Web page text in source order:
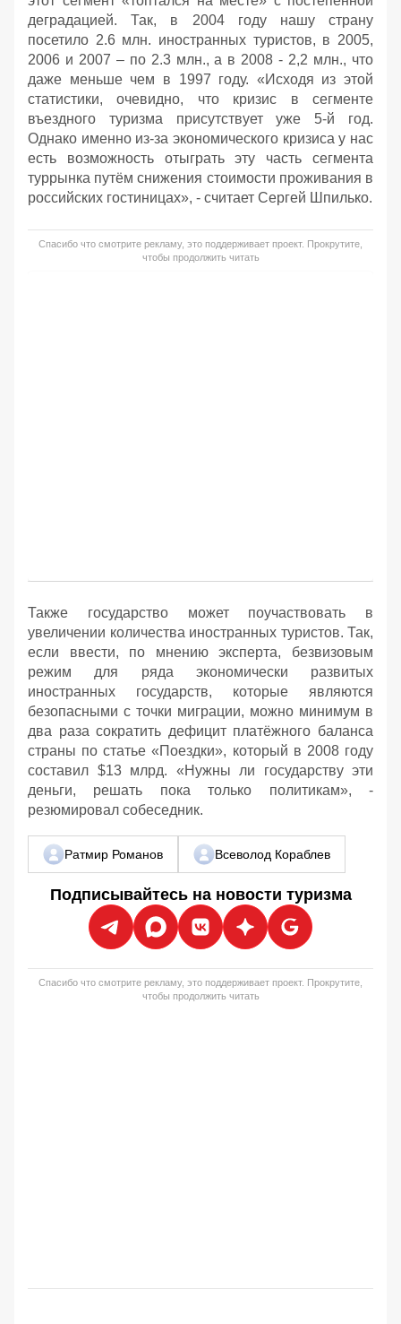
деградацией. Так, в 2004 году нашу страну
посетило 2.6 млн. иностранных туристов, в 2005,
2006 и 2007 – по 2.3 млн., а в 2008 - 2,2 млн., что
даже меньше чем в 1997 году. «Исходя из этой
статистики, очевидно, что кризис в сегменте
въездного туризма присутствует уже 5-й год.
Однако именно из-за экономического кризиса у нас
есть возможность отыграть эту часть сегмента
туррынка путём снижения стоимости проживания в
российских гостиницах», - считает Сергей Шпилько.
Спасибо что смотрите рекламу, это поддерживает проект. Прокрутите,
чтобы продолжить читать
Также государство может поучаствовать в
увеличении количества иностранных туристов. Так,
если ввести, по мнению эксперта, безвизовым
режим для ряда экономически развитых
иностранных государств, которые являются
безопасными с точки миграции, можно минимум в
два раза сократить дефицит платёжного баланса
страны по статье «Поездки», который в 2008 году
составил $13 млрд. «Нужны ли государству эти
деньги, решать пока только политикам», -
резюмировал собеседник.
Ратмир Романов Всеволод Кораблев
Подписывайтесь на новости туризма
Спасибо что смотрите рекламу, это поддерживает проект. Прокрутите,
чтобы продолжить читать